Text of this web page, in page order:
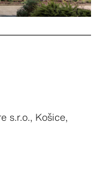
s.r.o., Košice,